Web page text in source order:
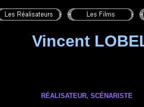
Vincent
RÉALISATEUR, SCÉNARISTE